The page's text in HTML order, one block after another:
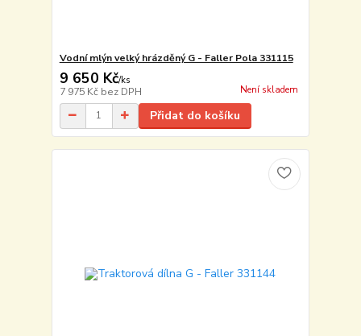
Vodní mlýn velký hrázděný G - Faller Pola 331115
9 650 Kč/ks
7 975 Kč bez DPH Není skladem
Přidat do košíku